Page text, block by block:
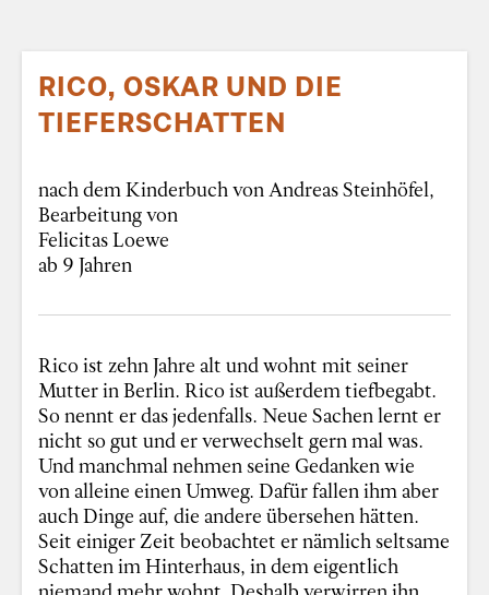
RICO, OSKAR UND DIE
TIEFERSCHATTEN
nach dem Kinderbuch von Andreas Steinhöfel,
Bearbeitung von
Felicitas Loewe
ab 9 Jahren
Rico ist zehn Jahre alt und wohnt mit seiner
Mutter in Berlin. Rico ist außerdem tiefbegabt.
So nennt er das jedenfalls. Neue Sachen lernt er
nicht so gut und er verwechselt gern mal was.
Und manchmal nehmen seine Gedanken wie
von alleine einen Umweg. Dafür fallen ihm aber
auch Dinge auf, die andere übersehen hätten.
Seit einiger Zeit beobachtet er nämlich seltsame
Schatten im Hinterhaus, in dem eigentlich